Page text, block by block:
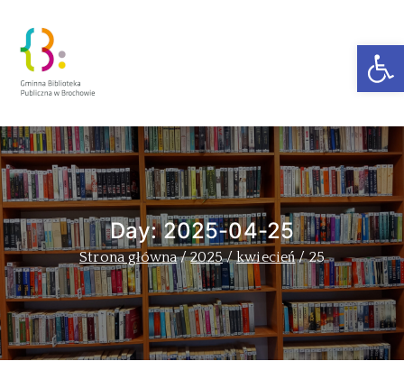
Author
Day:2025-04-25
Strona główna 2025 kwiecień 25